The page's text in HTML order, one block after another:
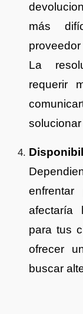
más
La
requerir
afectaría
para tus
ofrecer
buscar